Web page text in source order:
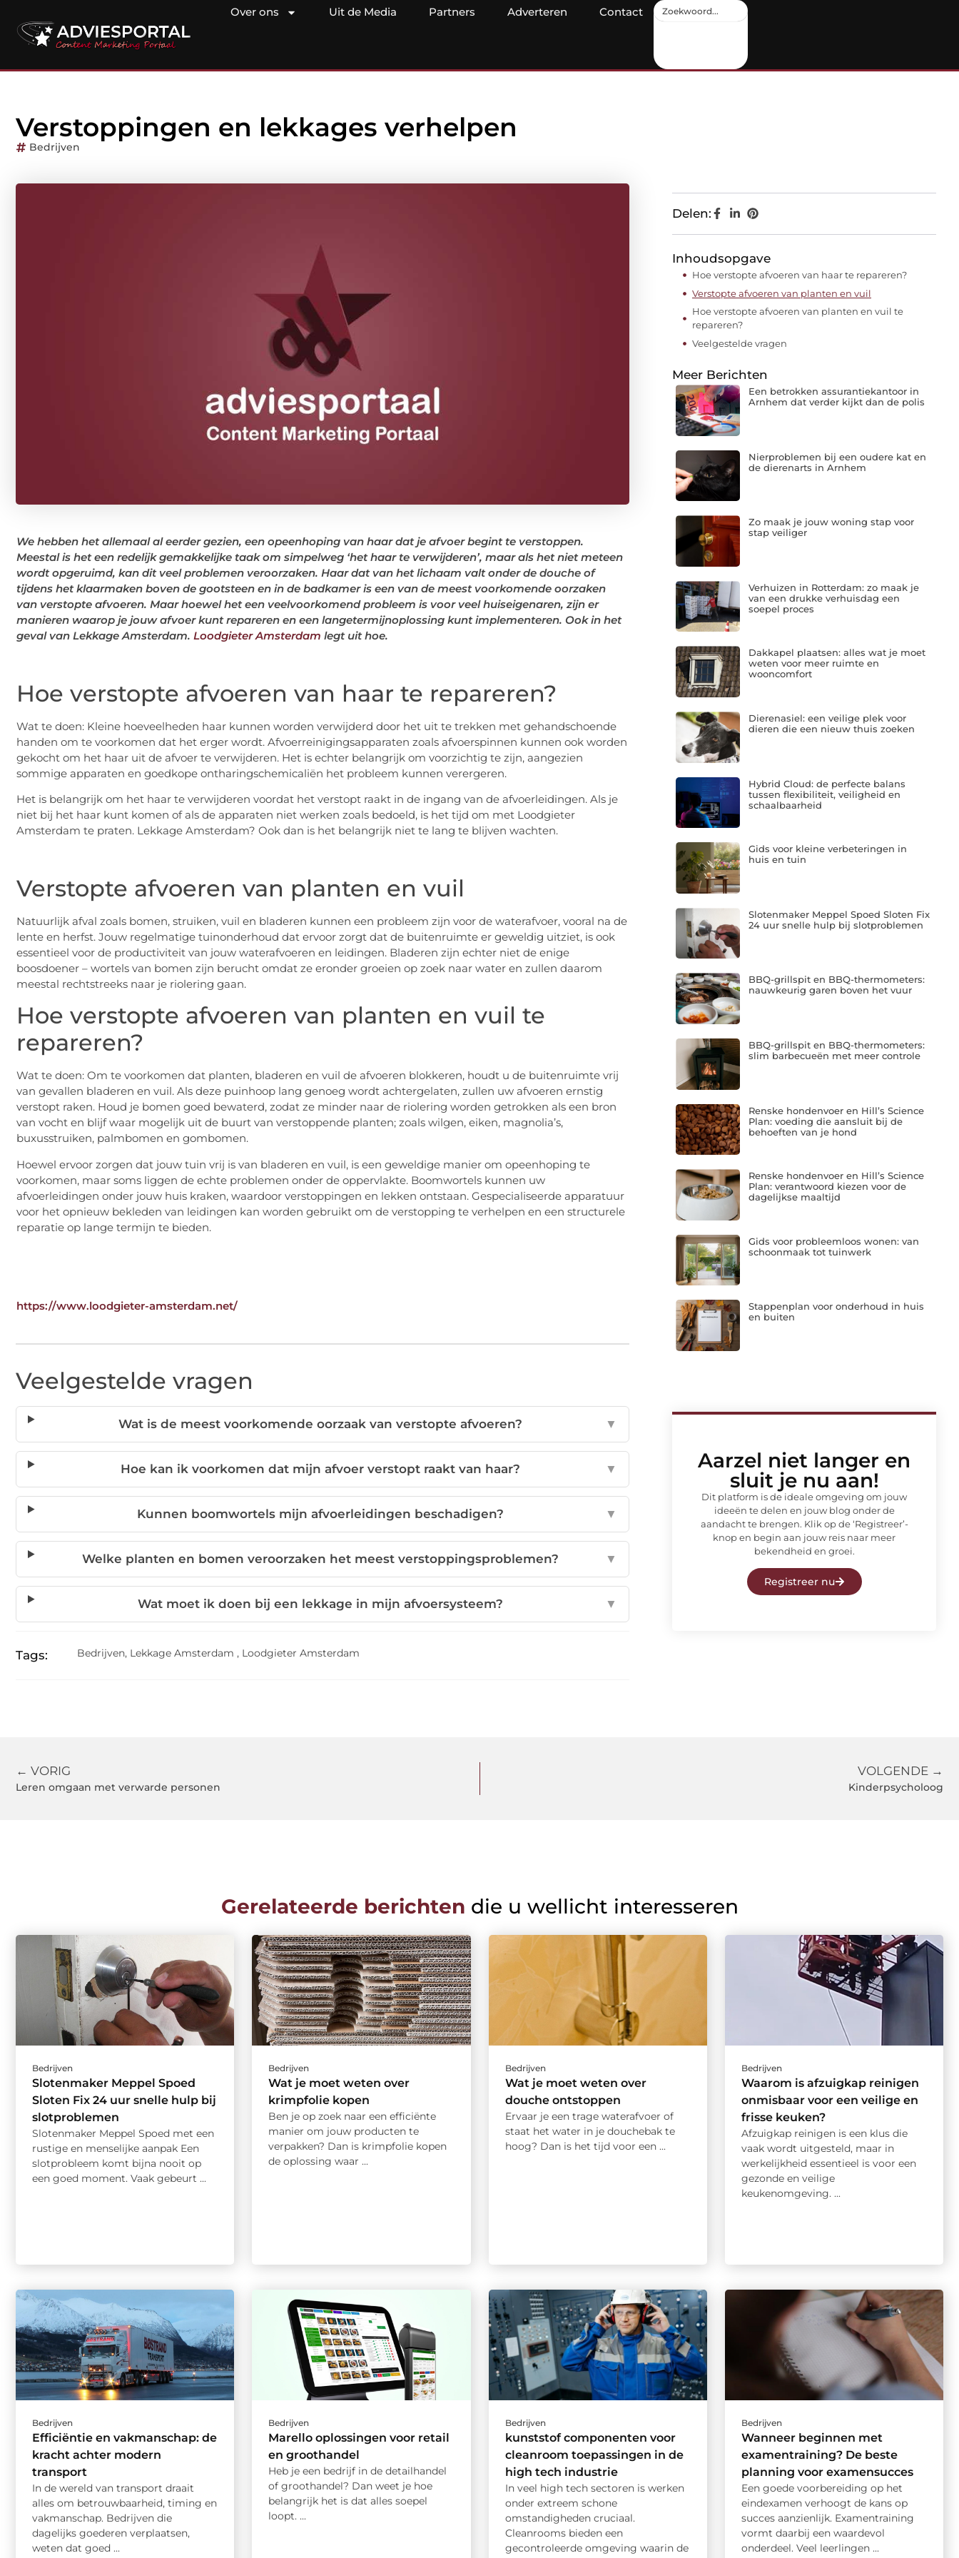
Over ons Uit de Media Partners Adverteren Contact
Verstoppingen en lekkages verhelpen
Bedrijven
We hebben het allemaal al eerder gezien, een opeenhoping van haar dat je afvoer begint te verstoppen.
Meestal is het een redelijk gemakkelijke taak om simpelweg ‘het haar te verwijderen’, maar als het niet meteen
wordt opgeruimd, kan dit veel problemen veroorzaken. Haar dat van het lichaam valt onder de douche of
tijdens het klaarmaken boven de gootsteen en in de badkamer is een van de meest voorkomende oorzaken
van verstopte afvoeren. Maar hoewel het een veelvoorkomend probleem is voor veel huiseigenaren, zijn er
manieren waarop je jouw afvoer kunt repareren en een langetermijnoplossing kunt implementeren. Ook in het
geval van Lekkage Amsterdam. Loodgieter Amsterdam legt uit hoe.
Hoe verstopte afvoeren van haar te repareren?
Wat te doen: Kleine hoeveelheden haar kunnen worden verwijderd door het uit te trekken met gehandschoende
handen om te voorkomen dat het erger wordt. Afvoerreinigingsapparaten zoals afvoerspinnen kunnen ook worden
gekocht om het haar uit de afvoer te verwijderen. Het is echter belangrijk om voorzichtig te zijn, aangezien
sommige apparaten en goedkope ontharingschemicaliën het probleem kunnen verergeren.
Het is belangrijk om het haar te verwijderen voordat het verstopt raakt in de ingang van de afvoerleidingen. Als je
niet bij het haar kunt komen of als de apparaten niet werken zoals bedoeld, is het tijd om met Loodgieter
Amsterdam te praten. Lekkage Amsterdam? Ook dan is het belangrijk niet te lang te blijven wachten.
Verstopte afvoeren van planten en vuil
Natuurlijk afval zoals bomen, struiken, vuil en bladeren kunnen een probleem zijn voor de waterafvoer, vooral na de
lente en herfst. Jouw regelmatige tuinonderhoud dat ervoor zorgt dat de buitenruimte er geweldig uitziet, is ook
essentieel voor de productiviteit van jouw waterafvoeren en leidingen. Bladeren zijn echter niet de enige
boosdoener – wortels van bomen zijn berucht omdat ze eronder groeien op zoek naar water en zullen daarom
meestal rechtstreeks naar je riolering gaan.
Hoe verstopte afvoeren van planten en vuil te
repareren?
Wat te doen: Om te voorkomen dat planten, bladeren en vuil de afvoeren blokkeren, houdt u de buitenruimte vrij
van gevallen bladeren en vuil. Als deze puinhoop lang genoeg wordt achtergelaten, zullen uw afvoeren ernstig
verstopt raken. Houd je bomen goed bewaterd, zodat ze minder naar de riolering worden getrokken als een bron
van vocht en blijf waar mogelijk uit de buurt van verstoppende planten; zoals wilgen, eiken, magnolia’s,
buxusstruiken, palmbomen en gombomen.
Hoewel ervoor zorgen dat jouw tuin vrij is van bladeren en vuil, is een geweldige manier om opeenhoping te
voorkomen, maar soms liggen de echte problemen onder de oppervlakte. Boomwortels kunnen uw
afvoerleidingen onder jouw huis kraken, waardoor verstoppingen en lekken ontstaan. Gespecialiseerde apparatuur
voor het opnieuw bekleden van leidingen kan worden gebruikt om de verstopping te verhelpen en een structurele
reparatie op lange termijn te bieden.
https://www.loodgieter-amsterdam.net/
Veelgestelde vragen
Wat is de meest voorkomende oorzaak van verstopte afvoeren? ▼
Hoe kan ik voorkomen dat mijn afvoer verstopt raakt van haar? ▼
Kunnen boomwortels mijn afvoerleidingen beschadigen? ▼
Welke planten en bomen veroorzaken het meest verstoppingsproblemen? ▼
Wat moet ik doen bij een lekkage in mijn afvoersysteem? ▼
Tags: Bedrijven, Lekkage Amsterdam , Loodgieter Amsterdam
Delen:
Inhoudsopgave
Hoe verstopte afvoeren van haar te repareren?
Verstopte afvoeren van planten en vuil
Hoe verstopte afvoeren van planten en vuil te
repareren?
Veelgestelde vragen
Meer Berichten
Een betrokken assurantiekantoor in
Arnhem dat verder kijkt dan de polis
Nierproblemen bij een oudere kat en
de dierenarts in Arnhem
Zo maak je jouw woning stap voor
stap veiliger
Verhuizen in Rotterdam: zo maak je
van een drukke verhuisdag een
soepel proces
Dakkapel plaatsen: alles wat je moet
weten voor meer ruimte en
wooncomfort
Dierenasiel: een veilige plek voor
dieren die een nieuw thuis zoeken
Hybrid Cloud: de perfecte balans
tussen flexibiliteit, veiligheid en
schaalbaarheid
Gids voor kleine verbeteringen in
huis en tuin
Slotenmaker Meppel Spoed Sloten Fix
24 uur snelle hulp bij slotproblemen
BBQ-grillspit en BBQ-thermometers:
nauwkeurig garen boven het vuur
BBQ-grillspit en BBQ-thermometers:
slim barbecueën met meer controle
Renske hondenvoer en Hill’s Science
Plan: voeding die aansluit bij de
behoeften van je hond
Renske hondenvoer en Hill’s Science
Plan: verantwoord kiezen voor de
dagelijkse maaltijd
Gids voor probleemloos wonen: van
schoonmaak tot tuinwerk
Stappenplan voor onderhoud in huis
en buiten
Aarzel niet langer en
sluit je nu aan!
Dit platform is de ideale omgeving om jouw
ideeën te delen en jouw blog onder de
aandacht te brengen. Klik op de ‘Registreer’-
knop en begin aan jouw reis naar meer
bekendheid en groei.
Registreer nu
← VORIG
Leren omgaan met verwarde personen
VOLGENDE →
Kinderpsycholoog
Gerelateerde berichten die u wellicht interesseren
Bedrijven
Slotenmaker Meppel Spoed
Sloten Fix 24 uur snelle hulp bij
slotproblemen
Slotenmaker Meppel Spoed met een
rustige en menselijke aanpak Een
slotprobleem komt bijna nooit op
een goed moment. Vaak gebeurt ...
Bedrijven
Wat je moet weten over
krimpfolie kopen
Ben je op zoek naar een efficiënte
manier om jouw producten te
verpakken? Dan is krimpfolie kopen
de oplossing waar ...
Bedrijven
Wat je moet weten over
douche ontstoppen
Ervaar je een trage waterafvoer of
staat het water in je douchebak te
hoog? Dan is het tijd voor een ...
Bedrijven
Waarom is afzuigkap reinigen
onmisbaar voor een veilige en
frisse keuken?
Afzuigkap reinigen is een klus die
vaak wordt uitgesteld, maar in
werkelijkheid essentieel is voor een
gezonde en veilige
keukenomgeving. ...
Bedrijven
Efficiëntie en vakmanschap: de
kracht achter modern
transport
In de wereld van transport draait
alles om betrouwbaarheid, timing en
vakmanschap. Bedrijven die
dagelijks goederen verplaatsen,
weten dat goed ...
Bedrijven
Marello oplossingen voor retail
en groothandel
Heb je een bedrijf in de detailhandel
of groothandel? Dan weet je hoe
belangrijk het is dat alles soepel
loopt. ...
Bedrijven
kunststof componenten voor
cleanroom toepassingen in de
high tech industrie
In veel high tech sectoren is werken
onder extreem schone
omstandigheden cruciaal.
Cleanrooms bieden een
gecontroleerde omgeving waarin de
Bedrijven
Wanneer beginnen met
examentraining? De beste
planning voor examensucces
Een goede voorbereiding op het
eindexamen verhoogt de kans op
succes aanzienlijk. Examentraining
vormt daarbij een waardevol
onderdeel. Veel leerlingen ...